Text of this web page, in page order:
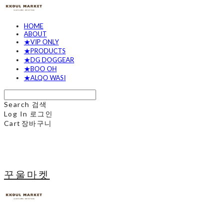
HOME
ABOUT
★VIP ONLY
★PRODUCTS
★DG DOGGEAR
★BOO OH
★ALQO WASI
Search 검색
Log In 로그인
Cart 장바구니
꾸울마켓